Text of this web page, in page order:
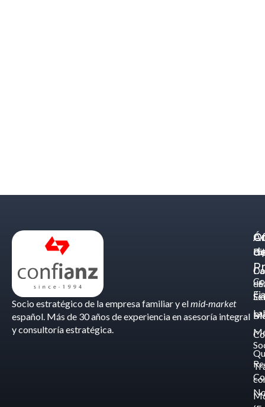
Socio estratégico de la empresa familiar y elmid-market
español. Más de 30 años de experiencia en asesoría integral
y consultoría estratégica.
de
-